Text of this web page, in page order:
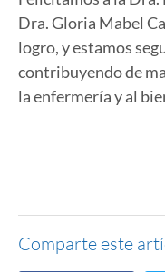
Dra. Gloria Mabel
logro, y estamos
contribuyendo de
la enfermería y al
Comparte este